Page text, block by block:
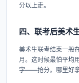
分以上走。
四、联考后美术
美术生联考结束一般
月。这时候最怕平均
字——抢分。哪里好拿